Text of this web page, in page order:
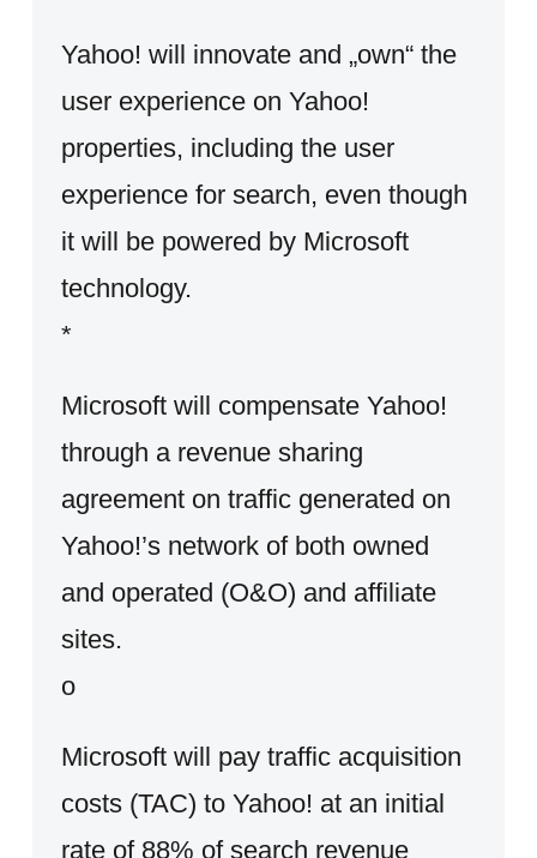
Yahoo! will innovate and „own“ the
user experience on Yahoo!
properties, including the user
experience for search, even though
it will be powered by Microsoft
technology.
*
Microsoft will compensate Yahoo!
through a revenue sharing
agreement on traffic generated on
Yahoo!’s network of both owned
and operated (O&O) and affiliate
sites.
o
Microsoft will pay traffic acquisition
costs (TAC) to Yahoo! at an initial
rate of 88% of search revenue